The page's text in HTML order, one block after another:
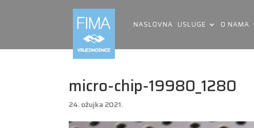
NASLOVNA USLUGE O NAMA
micro-chip-19980_1280
24. ožujka 2021.